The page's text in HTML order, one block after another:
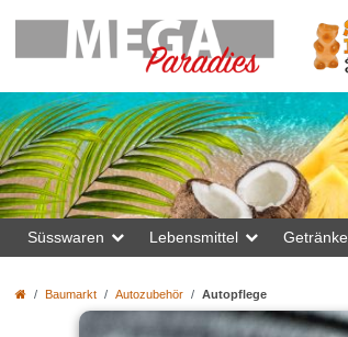
Süsswaren Lebensmittel Getränke
Baumarkt Autozubehör Autopflege